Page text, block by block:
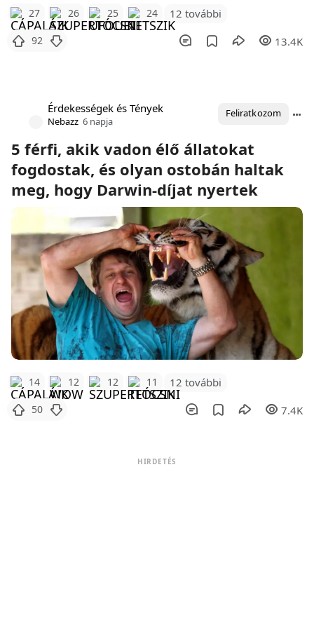
27 26 25 24 12 további
92 13.4K
Érdekességek és Tények
Nebazz 6 napja
Feliratkozom
5 férfi, akik vadon élő állatokat
fogdostak, és olyan ostobán haltak
meg, hogy Darwin-díjat nyertek
14 12 12 11 12 további
50 7.4K
HIRDETÉS